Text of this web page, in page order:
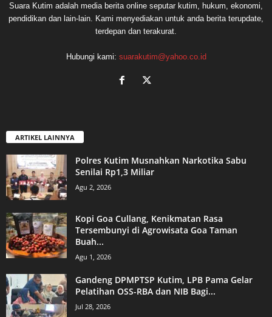
Suara Kutim adalah media berita online seputar kutim, hukum, ekonomi,
pendidikan dan lain-lain. Kami menyediakan untuk anda berita terupdate,
terdepan dan terakurat.
Hubungi kami: suarakutim@yahoo.co.id
ARTIKEL LAINNYA
Polres Kutim Musnahkan Narkotika Sabu
Senilai Rp1,3 Miliar
Agu 2, 2026
Kopi Goa Cullang, Kenikmatan Rasa
Tersembunyi di Agrowisata Goa Taman
Buah...
Agu 1, 2026
Gandeng DPMPTSP Kutim, LPB Pama Gelar
Pelatihan OSS-RBA dan NIB Bagi...
Jul 28, 2026